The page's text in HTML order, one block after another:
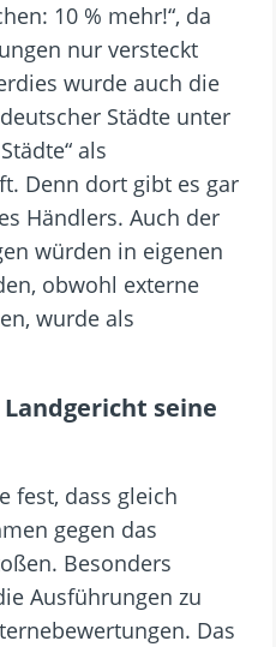
10 % mehr!“, da
nur versteckt
wurde auch die
Städte unter
als
Denn dort gibt es gar
Händlers. Auch der
würden in eigenen
obwohl externe
wurde als
seine
fest, dass gleich
gegen das
Besonders
Ausführungen zu
Das